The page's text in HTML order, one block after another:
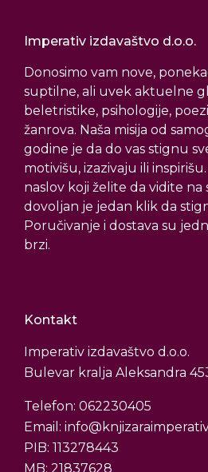
Imperativ izdavaštvo d.o.o.
Donosimo vam nove,
suptilne, ali uvek aktuelne
beletristike, psihologije,
žanrova. Naša misija od
godine je da do vas stignu
motivišu, izazivaju ili
naslov koji želite da vidite na
dovoljan je jedan klik da
Poručivanje i dostava su
brzi.
Kontakt
Imperativ izdavaštvo d.o.o.
Bulevar kralja Aleksandra
Telefon: 062230405
Email:
PIB: 113278443
MB: 21837628